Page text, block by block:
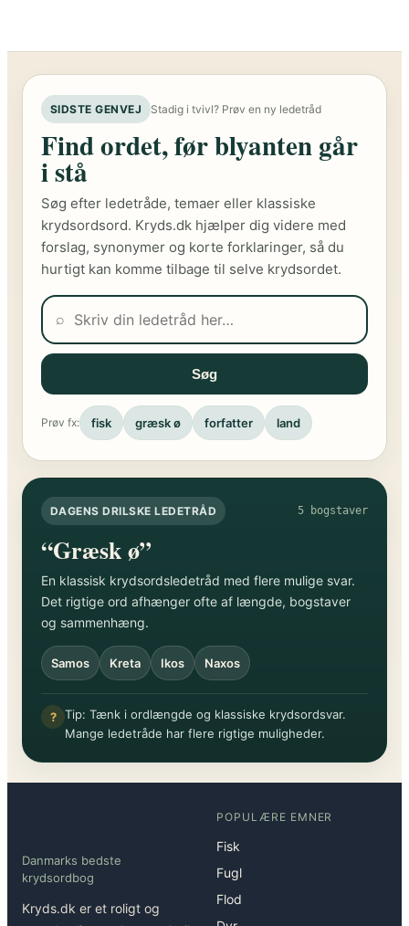
SIDSTE GENVEJ Stadig i tvivl? Prøv en ny ledetråd
Find ordet, før blyanten går
i stå
Søg efter ledetråde, temaer eller klassiske
krydsordsord. Kryds.dk hjælper dig videre med
forslag, synonymer og korte forklaringer, så du
hurtigt kan komme tilbage til selve krydsordet.
⌕
Søg
Prøv fx: fisk græsk ø forfatter land
DAGENS DRILSKE LEDETRÅD 5 bogstaver
“Græsk ø”
En klassisk krydsordsledetråd med flere mulige svar.
Det rigtige ord afhænger ofte af længde, bogstaver
og sammenhæng.
Samos Kreta Ikos Naxos
? Tip: Tænk i ordlængde og klassiske krydsordsvar.
Mange ledetråde har flere rigtige muligheder.
Danmarks bedste
krydsordbog
Kryds.dk er et roligt og
POPULÆRE EMNER
Fisk
Fugl
Flod